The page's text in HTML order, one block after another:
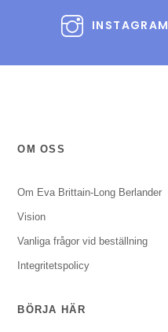
INSTAGRAM
OM OSS
Om Eva Brittain-Long Berlander
Vision
Vanliga frågor vid beställning
Integritetspolicy
BÖRJA HÄR